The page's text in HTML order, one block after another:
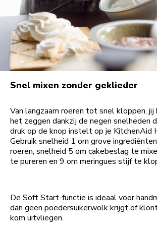
Snel mixen zonder geklieder
Van langzaam roeren tot snel kloppen,
het zeggen dankzij de negen snelheden
druk op de knop instelt op je KitchenAid
Gebruik snelheid 1 om grove
roeren, snelheid 5 om cakebeslag te
te pureren en 9 om meringues stijf te
De Soft Start-functie is ideaal voor
dan geen poedersuikerwolk krijgt of
kom uitvliegen.